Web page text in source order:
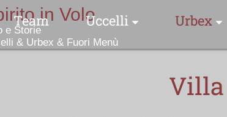
Team Uccelli
Indice Specie Fotografate
Foto Storie
Urbex
Indice
Villa